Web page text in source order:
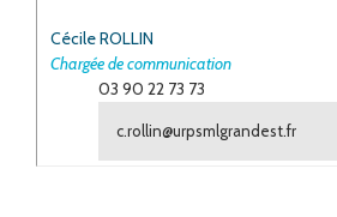
Cécile ROLLIN
Chargée de communication
03 90 22 73 73
c.rollin@urpsmlgrandest.fr